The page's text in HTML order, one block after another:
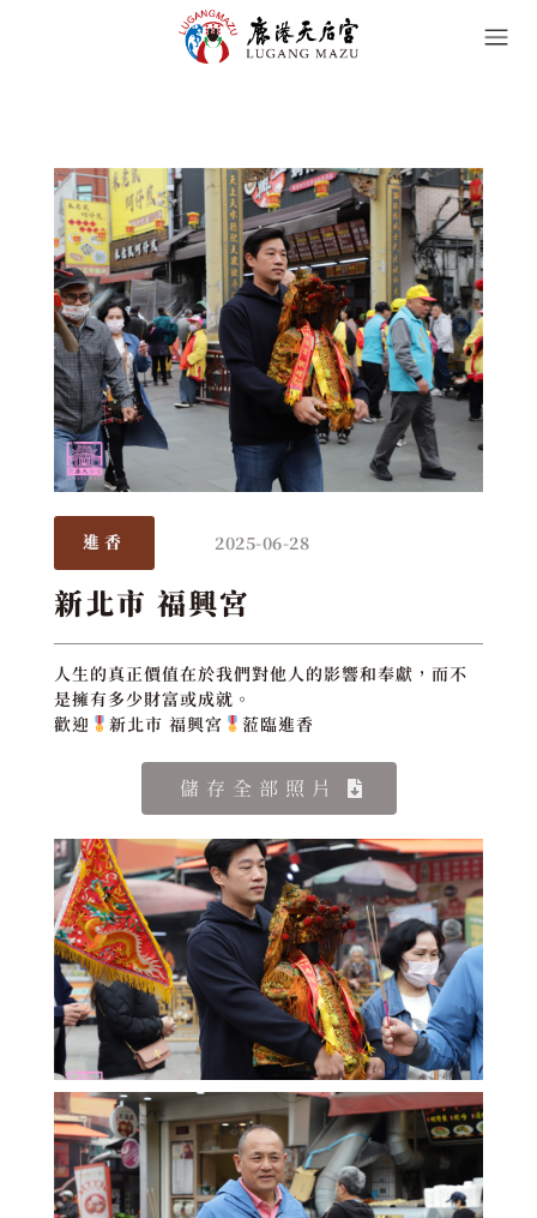
進香 2025-06-28
新北市 福興宮
人生的真正價值在於我們對他人的影響和奉獻，而不
是擁有多少財富或成就。
歡迎
新北市 福興宮 蒞臨進香
儲存全部照片